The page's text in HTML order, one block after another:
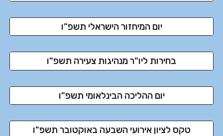
יום המיחזור הישראלי תשפ"ו
בחירות ליו"ר מנהיגות צעירה תשפ"ו
יום ההליכה הבינלאומי תשפ"ו
טקס לציון אירועי השבעה באוקטובר תשפ"ו